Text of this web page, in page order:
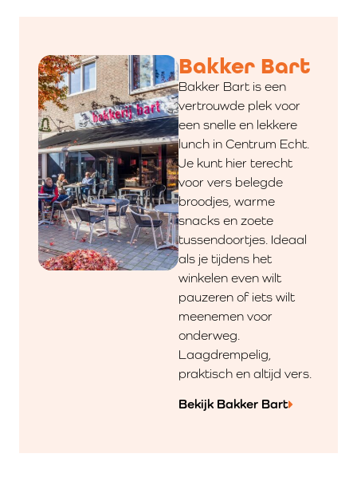
Bakker Bart
Bakker Bart is een
vertrouwde plek voor
een snelle en lekkere
lunch in Centrum Echt.
Je kunt hier terecht
voor vers belegde
broodjes, warme
snacks en zoete
tussendoortjes. Ideaal
als je tijdens het
winkelen even wilt
pauzeren of iets wilt
meenemen voor
onderweg.
Laagdrempelig,
praktisch en altijd vers.
Bekijk Bakker Bart